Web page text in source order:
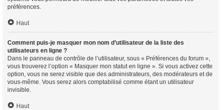
préférences.
Haut
Comment puis-je masquer mon nom d’utilisateur de la liste des
utilisateurs en ligne ?
Dans le panneau de contrôle de l’utilisateur, sous « Préférences du forum »,
vous trouverez l’option « Masquer mon statut en ligne ». Si vous activez cette
option, vous ne serez visible que des administrateurs, des modérateurs et de
vous-même. Vous serez alors comptabilisé comme étant un utilisateur
invisible.
Haut